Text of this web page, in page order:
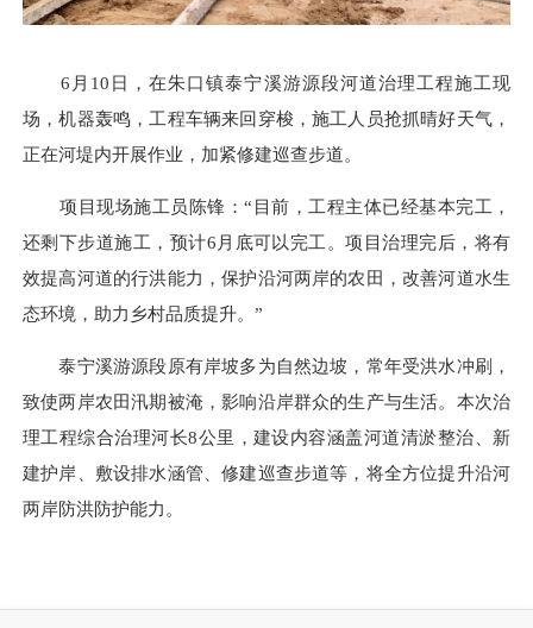
6月10日，在朱口镇泰宁溪游源段河道治理工程施工现
场，机器轰鸣，工程车辆来回穿梭，施工人员抢抓晴好天气，
正在河堤内开展作业，加紧修建巡查步道。
项目现场施工员陈锋：“目前，工程主体已经基本完工，
还剩下步道施工，预计6月底可以完工。项目治理完后，将有
效提高河道的行洪能力，保护沿河两岸的农田，改善河道水生
态环境，助力乡村品质提升。”
泰宁溪游源段原有岸坡多为自然边坡，常年受洪水冲刷，
致使两岸农田汛期被淹，影响沿岸群众的生产与生活。本次治
理工程综合治理河长8公里，建设内容涵盖河道清淤整治、新
建护岸、敷设排水涵管、修建巡查步道等，将全方位提升沿河
两岸防洪防护能力。